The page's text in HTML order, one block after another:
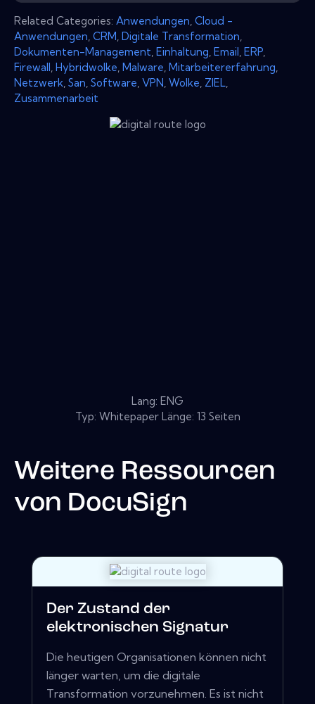
Related Categories: Anwendungen Cloud -
Anwendungen CRM Digitale Transformation
Dokumenten-Management Einhaltung Email ERP
Firewall Hybridwolke Malware Mitarbeitererfahrung
Netzwerk San Software VPN Wolke ZIEL
Zusammenarbeit
Lang: ENG
Typ: Whitepaper Länge: 13 Seiten
Weitere Ressourcen
von DocuSign
Der Zustand der
elektronischen Signatur
Die heutigen Organisationen können nicht
länger warten, um die digitale
Transformation vorzunehmen. Es ist nicht